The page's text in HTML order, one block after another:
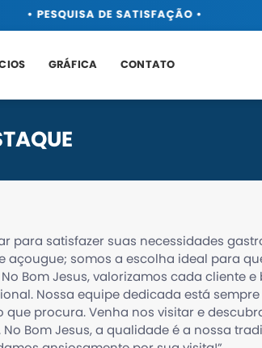
• PESQUISA DE SATISFAÇÃO •
GRÁFICA CONTATO
para satisfazer suas necessidades
açougue; somos a escolha ideal para
Bom Jesus, valorizamos cada cliente e
Nossa equipe dedicada está
procura. Venha nos visitar e
Bom Jesus, a qualidade é a nossa